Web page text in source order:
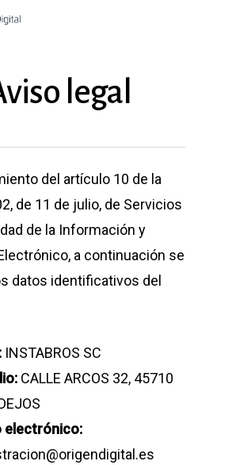
legal
del artículo 10 de la
de 11 de julio, de Servicios
de la Información y
a continuación se
datos identificativos del
INSTABROS SC
CALLE ARCOS 32, 45710
electrónico: